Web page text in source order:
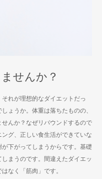
せんか？
れが理想的なダイエットだっ
ょうか。体重は落ちたものの、
んか？なぜリバウンドするので
グ、正しい食生活ができていな
下がってしまうからです。基礎
まうのです。間違えたダイエッ
なく「筋肉」です。